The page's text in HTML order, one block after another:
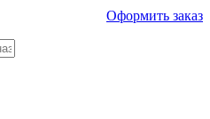
Оформить заказ